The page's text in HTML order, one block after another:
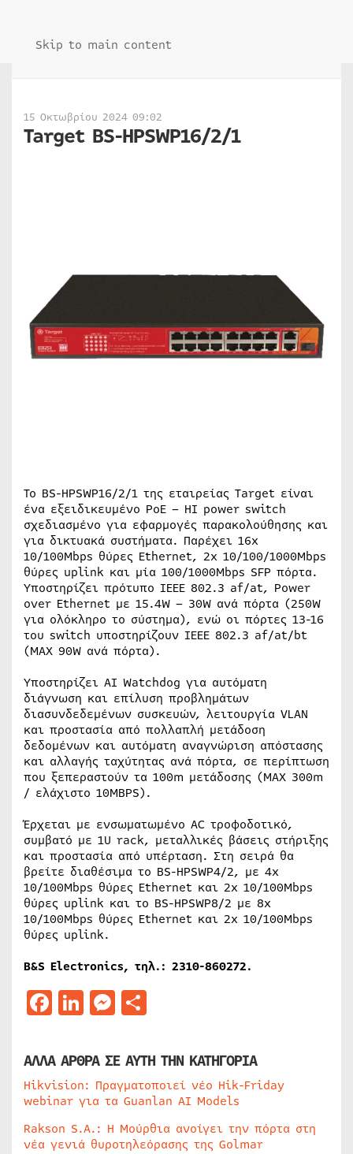
Skip to main content
15 Οκτωβρίου 2024 09:02
Target BS-HPSWP16/2/1
Το BS-HPSWP16/2/1 της εταιρείας Target είναι
ένα εξειδικευμένο PoE – HI power switch
σχεδιασμένο για εφαρμογές παρακολούθησης και
για δικτυακά συστήματα. Παρέχει 16x
10/100Mbps θύρες Ethernet, 2x 10/100/1000Mbps
θύρες uplink και μία 100/1000Mbps SFP πόρτα.
Υποστηρίζει πρότυπο ΙΕΕΕ 802.3 af/at, Power
over Ethernet με 15.4W – 30W ανά πόρτα (250W
για ολόκληρο το σύστημα), ενώ οι πόρτες 13-16
του switch υποστηρίζουν ΙΕΕΕ 802.3 af/at/bt
(MAX 90W ανά πόρτα).
Υποστηρίζει AI Watchdog για αυτόματη
διάγνωση και επίλυση προβλημάτων
διασυνδεδεμένων συσκευών, λειτουργία VLAN
και προστασία από πολλαπλή μετάδοση
δεδομένων και αυτόματη αναγνώριση απόστασης
και αλλαγής ταχύτητας ανά πόρτα, σε περίπτωση
που ξεπεραστούν τα 100m μετάδοσης (MAX 300m
/ ελάχιστο 10MBPS).
Έρχεται με ενσωματωμένο AC τροφοδοτικό,
συμβατό με 1U rack, μεταλλικές βάσεις στήριξης
και προστασία από υπέρταση. Στη σειρά θα
βρείτε διαθέσιμα το BS-HPSWP4/2, με 4x
10/100Mbps θύρες Ethernet και 2x 10/100Mbps
θύρες uplink και το BS-HPSWP8/2 με 8x
10/100Mbps θύρες Ethernet και 2x 10/100Mbps
θύρες uplink.
B&S Electronics, τηλ.: 2310-860272.
Facebook
LinkedIn
Messenger
ΑΛΛΑ ΑΡΘΡΑ ΣΕ ΑΥΤΗ ΤΗΝ ΚΑΤΗΓΟΡΙΑ
Hikvision: Πραγματοποιεί νέο Hik-Friday
webinar για τα Guanlan AI Models
Rakson S.A.: Η Μούρθια ανοίγει την πόρτα στη
νέα γενιά θυροτηλεόρασης της Golmar